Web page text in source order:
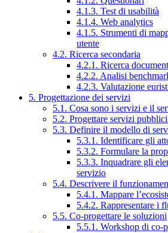
4.1.3. Test di usabilità
4.1.4. Web analytics
4.1.5. Strumenti di
utente
4.2. Ricerca secondaria
4.2.1. Ricerca
4.2.2. Analisi
4.2.3. Valutazione
5. Progettazione dei servizi
5.1. Cosa sono i servizi e il
5.2. Progettare servizi
5.3. Definire il modello di
5.3.1. Identificare gli
5.3.2. Formulare la
5.3.3. Inquadrare gli
servizio
5.4. Descrivere il
5.4.1. Mappare
5.4.2. Rappresentare i
5.5. Co-progettare le soluzioni
5.5.1. Workshop di co-